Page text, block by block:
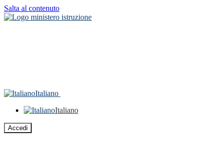
Salta al contenuto
Italiano
Italiano
Accedi